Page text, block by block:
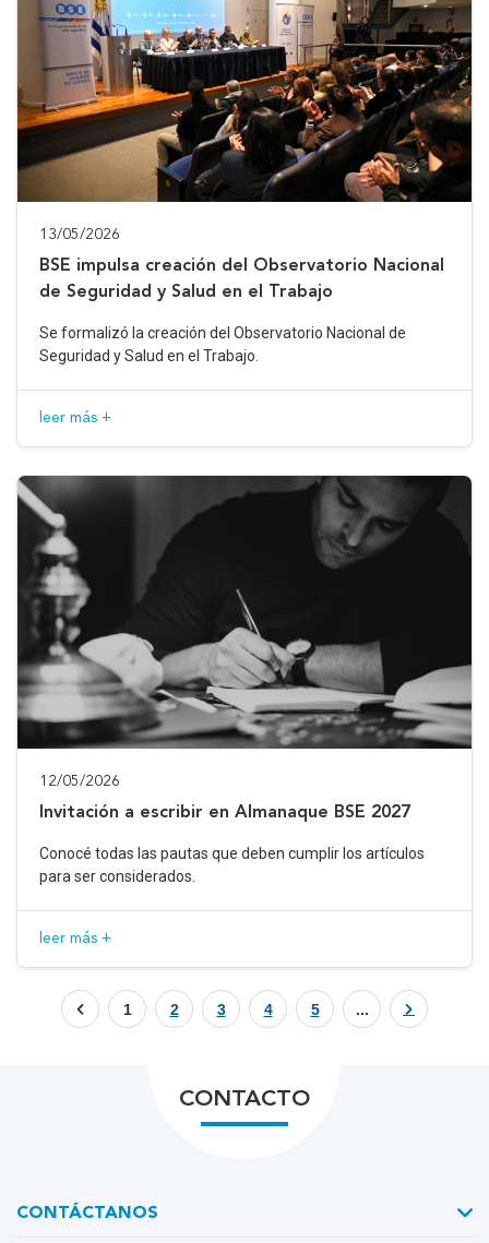
13/05/2026
BSE impulsa creación del Observatorio Nacional
de Seguridad y Salud en el Trabajo
Se formalizó la creación del Observatorio Nacional de
Seguridad y Salud en el Trabajo.
leer más +
12/05/2026
Invitación a escribir en Almanaque BSE 2027
Conocé todas las pautas que deben cumplir los artículos
para ser considerados.
leer más +
1 2 3 4 5 ...
CONTACTO
CONTÁCTANOS